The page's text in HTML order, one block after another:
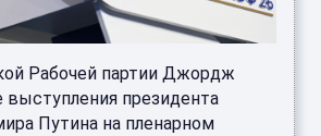
Рабочей партии Джордж
выступления президента
Путина на пленарном